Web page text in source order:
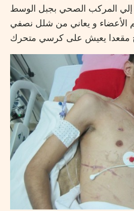
إلي المركب الصحي بجبل الوسط
الأعضاء و يعاني من شلل نصفي